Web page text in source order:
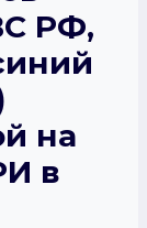
РФ,
на
в